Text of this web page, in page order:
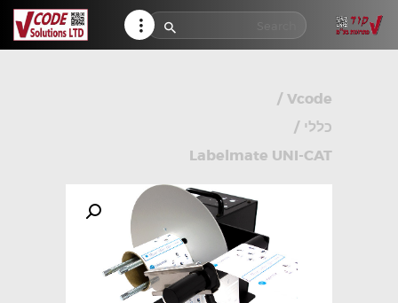
HELP CENTER
Vcode
/
כללי /
Labelmate UNI-CAT